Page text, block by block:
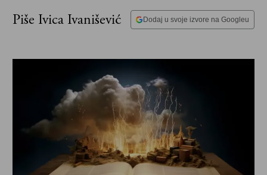
Piše Ivica Ivanišević
Dodaj u svoje izvore na Googleu